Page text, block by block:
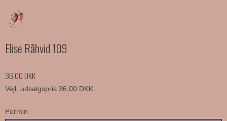
Elise Råhvid 109
36,00 DKK
Vejl. udsalgspris 36,00 DKK
Permin